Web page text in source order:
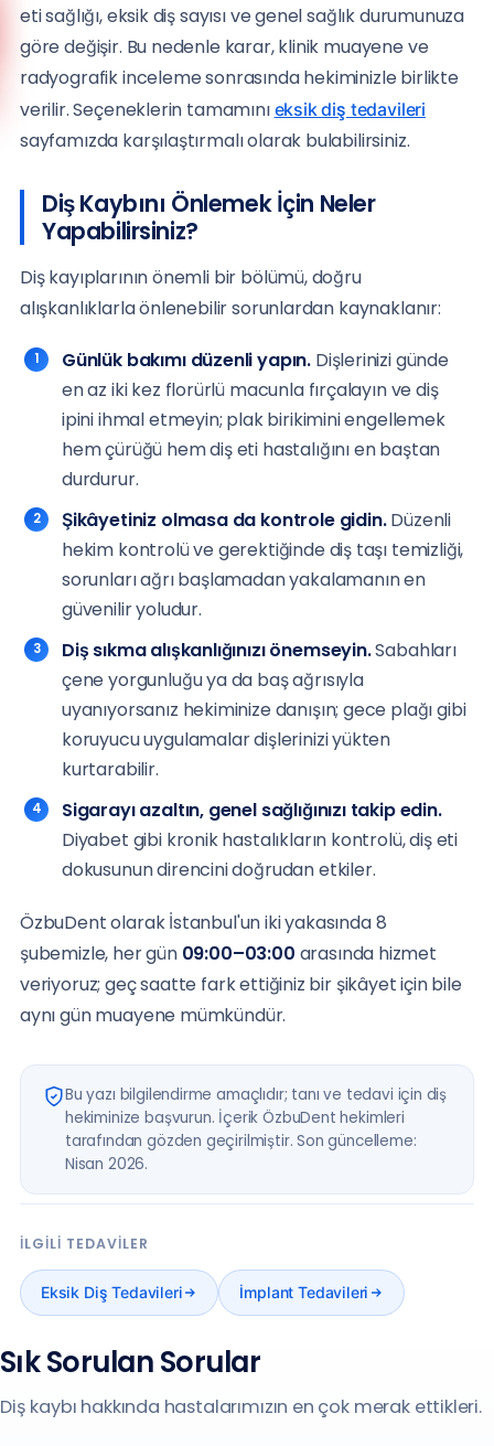
eti sağlığı, eksik diş sayısı ve genel sağlık durumunuza
göre değişir. Bu nedenle karar, klinik muayene ve
radyografik inceleme sonrasında hekiminizle birlikte
verilir. Seçeneklerin tamamını eksik diş tedavileri
sayfamızda karşılaştırmalı olarak bulabilirsiniz.
Diş Kaybını Önlemek İçin Neler
Yapabilirsiniz?
Diş kayıplarının önemli bir bölümü, doğru
alışkanlıklarla önlenebilir sorunlardan kaynaklanır:
Günlük bakımı düzenli yapın. Dişlerinizi günde
en az iki kez florürlü macunla fırçalayın ve diş
ipini ihmal etmeyin; plak birikimini engellemek
hem çürüğü hem diş eti hastalığını en baştan
durdurur.
Şikâyetiniz olmasa da kontrole gidin.Düzenli
hekim kontrolü ve gerektiğinde diş taşı temizliği,
sorunları ağrı başlamadan yakalamanın en
güvenilir yoludur.
Diş sıkma alışkanlığınızı önemseyin.Sabahları
çene yorgunluğu ya da baş ağrısıyla
uyanıyorsanız hekiminize danışın; gece plağı gibi
koruyucu uygulamalar dişlerinizi yükten
kurtarabilir.
Sigarayı azaltın, genel sağlığınızı takip edin.
Diyabet gibi kronik hastalıkların kontrolü, diş eti
dokusunun direncini doğrudan etkiler.
ÖzbuDent olarak İstanbul'un iki yakasında 8
şubemizle, her gün 09:00–03:00 arasında hizmet
veriyoruz; geç saatte fark ettiğiniz bir şikâyet için bile
aynı gün muayene mümkündür.
Bu yazı bilgilendirme amaçlıdır; tanı ve tedavi için diş
hekiminize başvurun. İçerik ÖzbuDent hekimleri
tarafından gözden geçirilmiştir. Son güncelleme:
Nisan 2026.
İLGILI TEDAVILER
Eksik Diş Tedavileri İmplant Tedavileri
Sık Sorulan Sorular
Diş kaybı hakkında hastalarımızın en çok merak ettikleri.
Anadolu Yakası
(0216) 648 22 80
Avrupa Yakası
(0212) 909 88 80